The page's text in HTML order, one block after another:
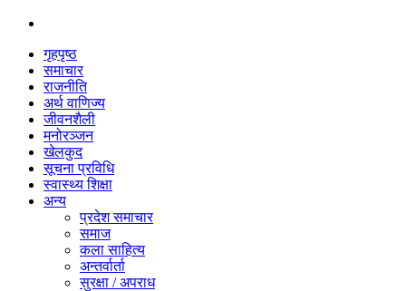
गृहपृष्ठ
समाचार
राजनीति
अर्थ वाणिज्य
जीवनशैली
मनोरञ्जन
खेलकुद
सूचना प्रविधि
स्वास्थ्य शिक्षा
अन्य
प्रदेश समाचार
समाज
कला साहित्य
अन्तर्वार्ता
सुरक्षा / अपराध